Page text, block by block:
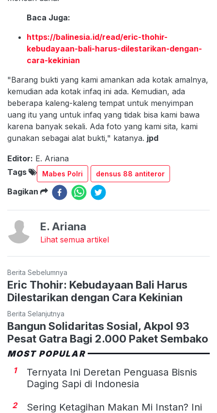
Baca Juga:
https://balinesia.id/read/eric-thohir-
kebudayaan-bali-harus-dilestarikan-dengan-
cara-kekinian
"Barang bukti yang kami amankan ada kotak amalnya,
kemudian ada kotak infaq ini ada. Kemudian, ada
beberapa kaleng-kaleng tempat untuk menyimpan
uang itu yang untuk infaq yang tidak bisa kami bawa
karena banyak sekali. Ada foto yang kami sita, kami
gunakan sebagai alat bukti," katanya. jpd
Editor: E. Ariana
Tags
Mabes Polri densus 88 antiteror
Bagikan
E. Ariana
Lihat semua artikel
Berita Sebelumnya
Eric Thohir: Kebudayaan Bali Harus
Dilestarikan dengan Cara Kekinian
Berita Selanjutnya
Bangun Solidaritas Sosial, Akpol 93
Pesat Gatra Bagi 2.000 Paket Sembako
MOST POPULAR
1
Ternyata Ini Deretan Penguasa Bisnis
Daging Sapi di Indonesia
2
Sering Ketagihan Makan Mi Instan? Ini